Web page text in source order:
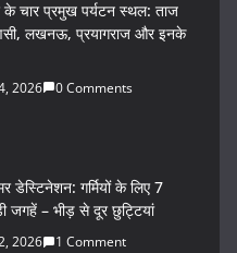
के चार प्रमुख पर्यटन स्थल: ताज
लखनऊ, प्रयागराज और इनके
2026 0 Comments
डेस्टिनेशन: गर्मियों के लिए 7
जगहें – भीड़ से दूर छुट्टियां
2026 1 Comment